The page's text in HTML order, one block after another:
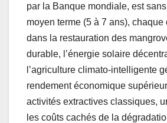
par la Banque mondiale, est
moyen terme (5 à 7 ans), chaque
dans la restauration des
durable, l’énergie solaire
l’agriculture climato-intelligente
rendement économique
activités extractives classiques,
les coûts cachés de la